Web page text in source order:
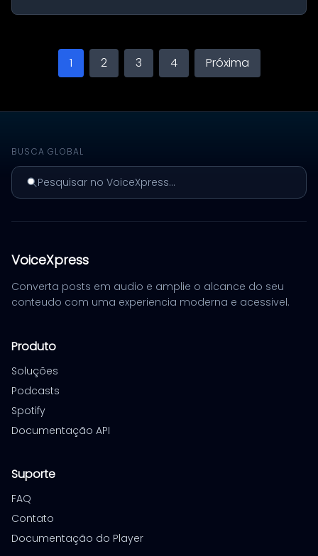
1 2 3 4 Próxima
BUSCA GLOBAL
Pesquisar no VoiceXpress...
VoiceXpress
Converta posts em audio e amplie o alcance do seu
conteudo com uma experiencia moderna e acessivel.
Produto
Soluções
Podcasts
Spotify
Documentação API
Suporte
FAQ
Contato
Documentação do Player